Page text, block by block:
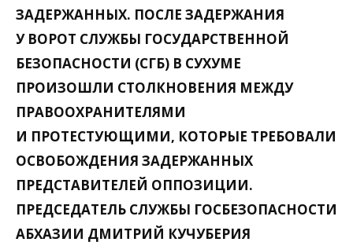
ЗАДЕРЖАННЫХ. ПОСЛЕ ЗАДЕРЖАНИЯ
У ВОРОТ СЛУЖБЫ ГОСУДАРСТВЕННОЙ
БЕЗОПАСНОСТИ (СГБ) В СУХУМЕ
ПРОИЗОШЛИ СТОЛКНОВЕНИЯ МЕЖДУ
ПРАВООХРАНИТЕЛЯМИ
И ПРОТЕСТУЮЩИМИ, КОТОРЫЕ ТРЕБОВАЛИ
ОСВОБОЖДЕНИЯ ЗАДЕРЖАННЫХ
ПРЕДСТАВИТЕЛЕЙ ОППОЗИЦИИ.
ПРЕДСЕДАТЕЛЬ СЛУЖБЫ ГОСБЕЗОПАСНОСТИ
АБХАЗИИ ДМИТРИЙ КУЧУБЕРИЯ